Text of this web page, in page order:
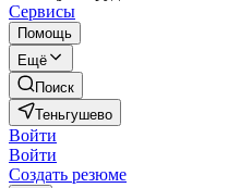
Сервисы
Помощь
Ещё
Поиск
Теньгушево
Войти
Войти
Создать резюме